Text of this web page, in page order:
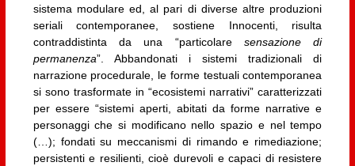
sistema modulare ed, al pari di diverse altre produzioni
seriali contemporanee, sostiene Innocenti, risulta
contraddistinta da una “particolare sensazione di
permanenza”. Abbandonati i sistemi tradizionali di
narrazione procedurale, le forme testuali contemporanea
si sono trasformate in “ecosistemi narrativi” caratterizzati
per essere “sistemi aperti, abitati da forme narrative e
personaggi che si modificano nello spazio e nel tempo
(…); fondati su meccanismi di rimando e rimediazione;
persistenti e resilienti, cioè durevoli e capaci di resistere